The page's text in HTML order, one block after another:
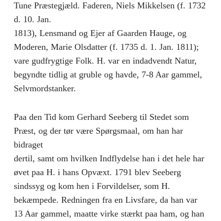
Tune Præstegjæld. Faderen, Niels Mikkelsen (f. 1732
d. 10. Jan.
1813), Lensmand og Ejer af Gaarden Hauge, og
Moderen, Marie Olsdatter (f. 1735 d. 1. Jan. 1811);
vare gudfrygtige Folk. H. var en indadvendt Natur,
begyndte tidlig at gruble og havde, 7-8 Aar gammel,
Selvmordstanker.
Paa den Tid kom Gerhard Seeberg til Stedet som
Præst, og der tør være Spørgsmaal, om han har
bidraget
dertil, samt om hvilken Indflydelse han i det hele har
øvet paa H. i hans Opvæxt. 1791 blev Seeberg
sindssyg og kom hen i Forvildelser, som H.
bekæmpede. Redningen fra en Livsfare, da han var
13 Aar gammel, maatte virke stærkt paa ham, og han